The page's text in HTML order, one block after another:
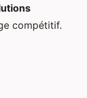
compétitif.